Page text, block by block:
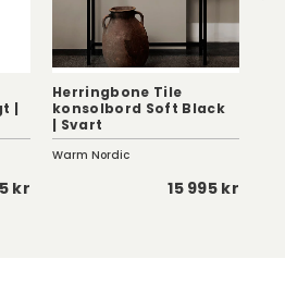
|
kr
Herringbone Tile
konsolbord Soft Black
| Svart
Warm Nordic
15 995 kr